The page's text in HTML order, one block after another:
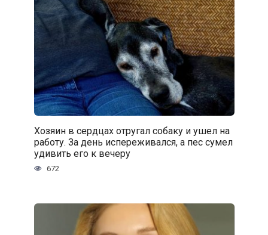
Хозяин в сердцах отругал собаку и ушел на
работу. За день испереживался, а пес сумел
удивить его к вечеру
672